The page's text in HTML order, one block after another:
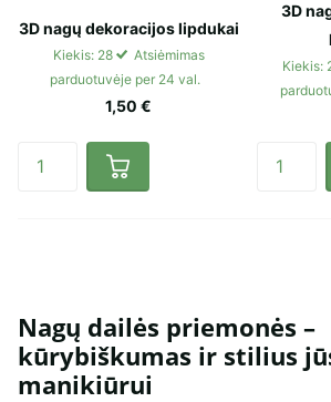
3D nagų dekoracijos lipdukai
Kiekis: 28
Atsiėmimas
parduotuvėje per 24 val.
1,50 €
3D
Kiekis:
Nagų dailės priemonės –
kūrybiškumas ir stilius
manikiūrui